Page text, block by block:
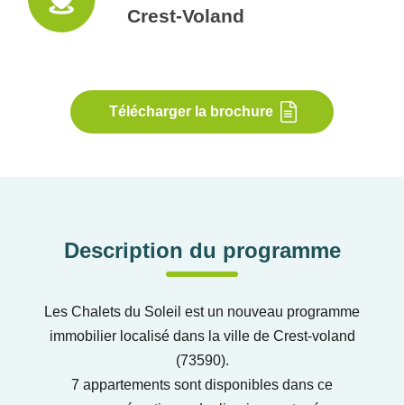
Crest-Voland
Télécharger la brochure
Description du programme
Les Chalets du Soleil est un nouveau programme
immobilier localisé dans la ville de Crest-voland
(73590).
7 appartements sont disponibles dans ce